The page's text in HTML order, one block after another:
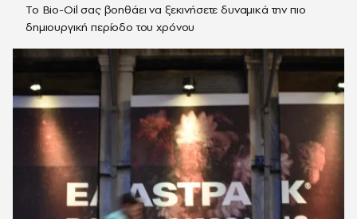
Το Bio-Oil σας βοηθάει να ξεκινήσετε δυναμικά την πιο
δημιουργική περίοδο του χρόνου